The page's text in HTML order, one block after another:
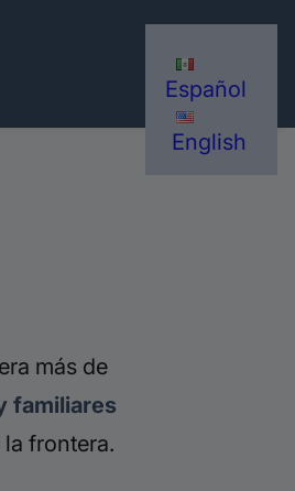
Español
English
más de
familiares
frontera.